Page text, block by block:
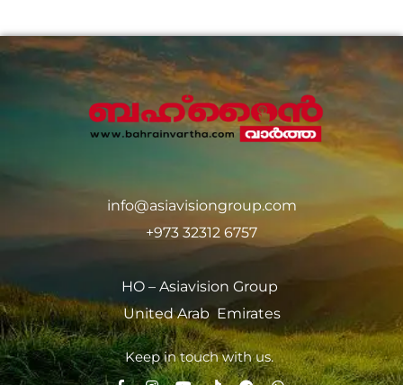
info@asiavisiongroup.com
+973 32312 6757
HO – Asiavision Group
United Arab Emirates
Keep in touch with us.